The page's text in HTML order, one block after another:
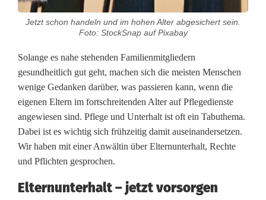
m
s
s
i
m
E
r
n
Jetzt schon handeln und im hohen Alter abgesichert sein.
Foto: StockSnap auf Pixabay
Solange es nahe stehenden Familienmitgliedern
gesundheitlich gut geht, machen sich die meisten Menschen
wenige Gedanken darüber, was passieren kann, wenn die
eigenen Eltern im fortschreitenden Alter auf Pflegedienste
angewiesen sind. Pflege und Unterhalt ist oft ein Tabuthema.
Dabei ist es wichtig sich frühzeitig damit auseinandersetzen.
Wir haben mit einer Anwältin über Elternunterhalt, Rechte
und Pflichten gesprochen.
Elternunterhalt – jetzt vorsorgen